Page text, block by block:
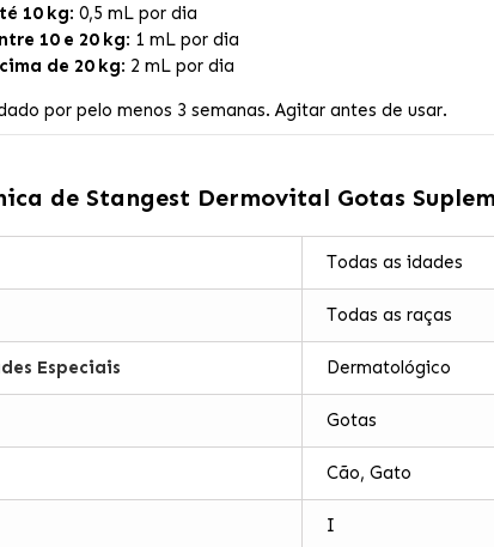
10 kg: 0,5 mL por dia
10 e 20 kg: 1 mL por dia
de 20 kg: 2 mL por dia
por pelo menos 3 semanas. Agitar antes de usar.
de Stangest Dermovital Gotas
Todas as idades
Todas as raças
Especiais Dermatológico
Gotas
Cão, Gato
I